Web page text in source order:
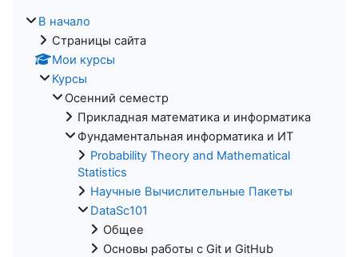
В начало
Страницы сайта
Мои курсы
Курсы
Осенний семестр
Прикладная математика и информатика
Фундаментальная информатика и ИТ
Probability Theory and Mathematical
Statistics
Научные Вычислительные Пакеты
DataSc101
Общее
Основы работы с Git и GitHub